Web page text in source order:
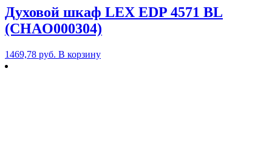
Духовой шкаф LEX EDP 4571 BL
(CHAO000304)
1469,78 руб. В корзину